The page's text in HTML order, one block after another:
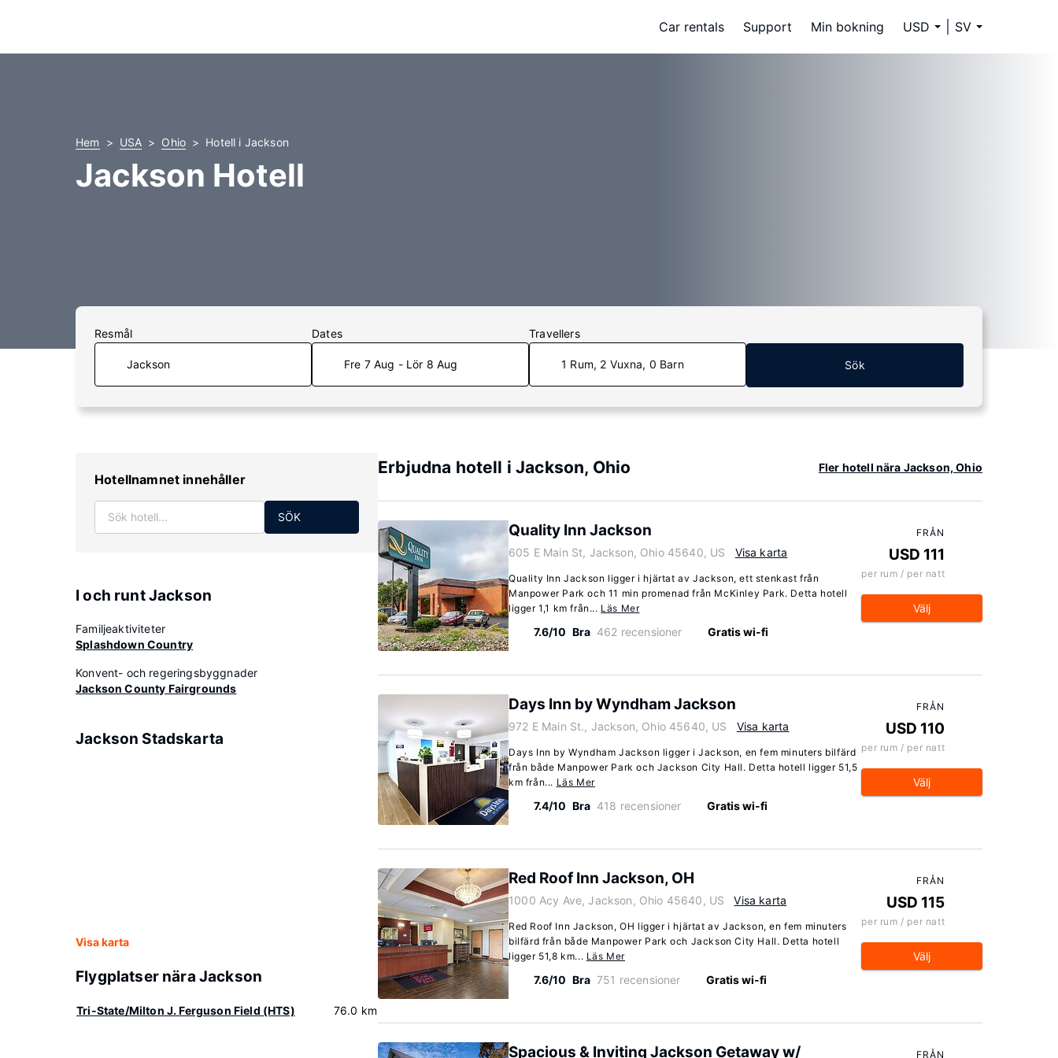
Car rentals Support Min bokning USD SV
Hem USA Ohio Hotell i Jackson
Jackson Hotell
Resmål Dates
Fre 7 Aug - Lör 8 Aug
Travellers
1 Rum, 2 Vuxna, 0 Barn Sök
Hotellnamnet innehåller
SÖK
I och runt Jackson
Familjeaktiviteter
Splashdown Country
Konvent- och regeringsbyggnader
Jackson County Fairgrounds
Jackson Stadskarta
Visa karta
Flygplatser nära Jackson
Tri-State/Milton J. Ferguson Field (HTS) 76.0 km
Erbjudna hotell i Jackson, Ohio Fler hotell nära Jackson, Ohio
Quality Inn Jackson
605 E Main St, Jackson, Ohio 45640, US Visa karta
Quality Inn Jackson ligger i hjärtat av Jackson, ett stenkast från
Manpower Park och 11 min promenad från McKinley Park. Detta hotell
ligger 1,1 km från... Läs Mer
7.6/10 Bra 462 recensioner Gratis wi-fi
FRÅN
USD 111
per rum / per natt
Välj
Days Inn by Wyndham Jackson
972 E Main St., Jackson, Ohio 45640, US Visa karta
Days Inn by Wyndham Jackson ligger i Jackson, en fem minuters bilfärd
från både Manpower Park och Jackson City Hall. Detta hotell ligger 51,5
km från... Läs Mer
7.4/10 Bra 418 recensioner Gratis wi-fi
FRÅN
USD 110
per rum / per natt
Välj
Red Roof Inn Jackson, OH
1000 Acy Ave, Jackson, Ohio 45640, US Visa karta
Red Roof Inn Jackson, OH ligger i hjärtat av Jackson, en fem minuters
bilfärd från både Manpower Park och Jackson City Hall. Detta hotell
ligger 51,8 km... Läs Mer
7.6/10 Bra 751 recensioner Gratis wi-fi
FRÅN
USD 115
per rum / per natt
Välj
Spacious & Inviting Jackson Getaway w/ FRÅN